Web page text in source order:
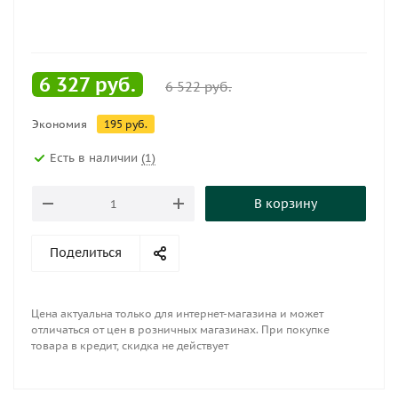
6 327 руб. 6 522руб.
Экономия 195 руб.
Есть в наличии (1)
В корзину
Поделиться
Цена актуальна только для интернет-магазина и может
отличаться от цен в розничных магазинах. При покупке
товара в кредит, скидка не действует